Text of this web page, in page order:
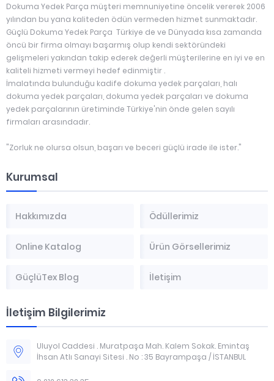
Dokuma Yedek Parça müşteri memnuniyetine öncelik vererek 2006
yılından bu yana kaliteden ödün vermeden hizmet sunmaktadır.
Güçlü Dokuma Yedek Parça Türkiye de ve Dünyada kısa zamanda
öncü bir firma olmayı başarmış olup kendi sektöründeki
gelişmeleri yakından takip ederek değerli müşterilerine en iyi ve en
kaliteli hizmeti vermeyi hedef edinmiştir .
İmalatında bulunduğu kadife dokuma yedek parçaları, halı
dokuma yedek parçaları, dokuma yedek parçaları ve dokuma
yedek parçalarının üretiminde Türkiye'nin önde gelen sayılı
firmaları arasındadır.
"Zorluk ne olursa olsun, başarı ve beceri güçlü irade ile ister."
Kurumsal
Hakkımızda Ödüllerimiz
Online Katalog Ürün Görsellerimiz
GüçlüTex Blog İletişim
İletişim Bilgilerimiz
Uluyol Caddesi . Muratpaşa Mah. Kalem Sokak. Emintaş
İhsan Atlı Sanayi Sitesi . No : 35 Bayrampaşa / İSTANBUL